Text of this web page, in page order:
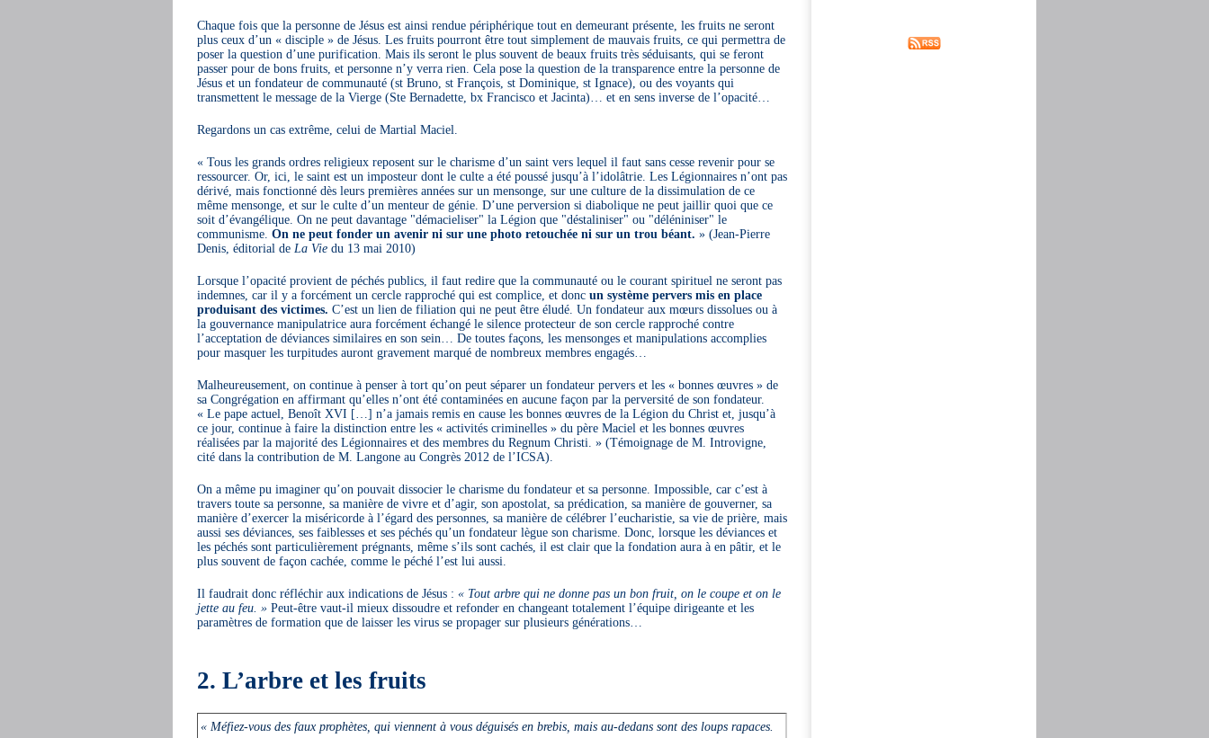
Chaque fois que la personne de Jésus est ainsi rendue périphérique tout en demeurant présente, les fruits ne seront
plus ceux d’un « disciple » de Jésus. Les fruits pourront être tout simplement de mauvais fruits, ce qui permettra de
poser la question d’une purification. Mais ils seront le plus souvent de beaux fruits très séduisants, qui se feront
passer pour de bons fruits, et personne n’y verra rien. Cela pose la question de la transparence entre la personne de
Jésus et un fondateur de communauté (st Bruno, st François, st Dominique, st Ignace), ou des voyants qui
transmettent le message de la Vierge (Ste Bernadette, bx Francisco et Jacinta)… et en sens inverse de l’opacité…
Regardons un cas extrême, celui de Martial Maciel.
« Tous les grands ordres religieux reposent sur le charisme d’un saint vers lequel il faut sans cesse revenir pour se
ressourcer. Or, ici, le saint est un imposteur dont le culte a été poussé jusqu’à l’idolâtrie. Les Légionnaires n’ont pas
dérivé, mais fonctionné dès leurs premières années sur un mensonge, sur une culture de la dissimulation de ce
même mensonge, et sur le culte d’un menteur de génie. D’une perversion si diabolique ne peut jaillir quoi que ce
soit d’évangélique. On ne peut davantage "démacieliser" la Légion que "déstaliniser" ou "déléniniser" le
communisme. On ne peut fonder un avenir ni sur une photo retouchée ni sur un trou béant. » (Jean-Pierre
Denis, éditorial de La Viedu 13 mai 2010)
Lorsque l’opacité provient de péchés publics, il faut redire que la communauté ou le courant spirituel ne seront pas
indemnes, car il y a forcément un cercle rapproché qui est complice, et donc un système pervers mis en place
produisant des victimes. C’est un lien de filiation qui ne peut être éludé. Un fondateur aux mœurs dissolues ou à
la gouvernance manipulatrice aura forcément échangé le silence protecteur de son cercle rapproché contre
l’acceptation de déviances similaires en son sein… De toutes façons, les mensonges et manipulations accomplies
pour masquer les turpitudes auront gravement marqué de nombreux membres engagés…
Malheureusement, on continue à penser à tort qu’on peut séparer un fondateur pervers et les « bonnes œuvres » de
sa Congrégation en affirmant qu’elles n’ont été contaminées en aucune façon par la perversité de son fondateur.
« Le pape actuel, Benoît XVI […] n’a jamais remis en cause les bonnes œuvres de la Légion du Christ et, jusqu’à
ce jour, continue à faire la distinction entre les « activités criminelles » du père Maciel et les bonnes œuvres
réalisées par la majorité des Légionnaires et des membres du Regnum Christi. » (Témoignage de M. Introvigne,
cité dans la contribution de M. Langone au Congrès 2012 de l’ICSA).
On a même pu imaginer qu’on pouvait dissocier le charisme du fondateur et sa personne. Impossible, car c’est à
travers toute sa personne, sa manière de vivre et d’agir, son apostolat, sa prédication, sa manière de gouverner, sa
manière d’exercer la miséricorde à l’égard des personnes, sa manière de célébrer l’eucharistie, sa vie de prière, mais
aussi ses déviances, ses faiblesses et ses péchés qu’un fondateur lègue son charisme. Donc, lorsque les déviances et
les péchés sont particulièrement prégnants, même s’ils sont cachés, il est clair que la fondation aura à en pâtir, et le
plus souvent de façon cachée, comme le péché l’est lui aussi.
Il faudrait donc réfléchir aux indications de Jésus : « Tout arbre qui ne donne pas un bon fruit, on le coupe et on le
jette au feu. »Peut-être vaut-il mieux dissoudre et refonder en changeant totalement l’équipe dirigeante et les
paramètres de formation que de laisser les virus se propager sur plusieurs générations…
2. L’arbre et les fruits
« Méfiez-vous des faux prophètes, qui viennent à vous déguisés en brebis, mais au-dedans sont des loups rapaces.